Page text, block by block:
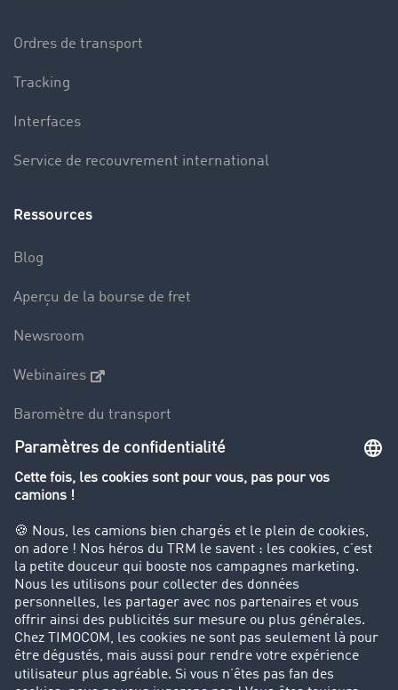
Ordres de transport
Tracking
Interfaces
Service de recouvrement international
Ressources
Blog
Aperçu de la bourse de fret
Newsroom
Webinaires
Baromètre du transport
Le dictionnaire du transport
Interdiction de circulation des poids lourds
Entreprise
Parrainage clients
Success Stories
Cadre légal